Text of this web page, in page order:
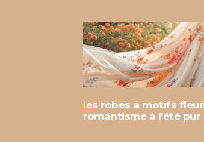
les robes à motifs
romantisme à l’été pur